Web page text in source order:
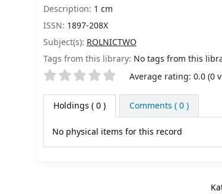
Description: 1 cm
ISSN: 1897-208X
Subject(s): ROLNICTWO
Tags from this library: No tags from this
Star ratings Average rating: 0.0 (0
Holdings ( 0 ) Comments ( 0 )
No physical items for this record